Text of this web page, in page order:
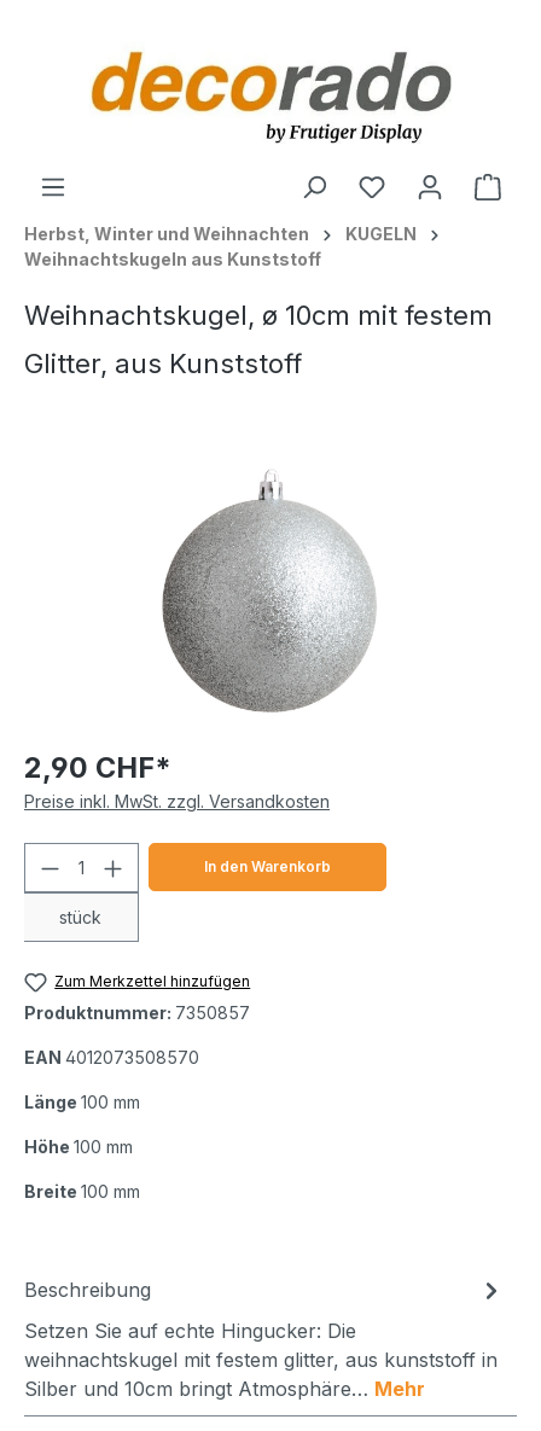
Herbst, Winter und Weihnachten
KUGELN
Weihnachtskugeln aus Kunststoff
Weihnachtskugel, ø 10cm mit festem
Glitter, aus Kunststoff
2,90 CHF*
Preise inkl. MwSt. zzgl. Versandkosten
Produkt Anzahl: Gib den
stück
In den Warenkorb
Zum Merkzettel hinzufügen
Produktnummer: 7350857
EAN 4012073508570
Länge 100 mm
Höhe 100 mm
Breite 100 mm
Beschreibung
Setzen Sie auf echte Hingucker: Die
weihnachtskugel mit festem glitter, aus kunststoff in
Silber und 10cm bringt Atmosphäre… Mehr